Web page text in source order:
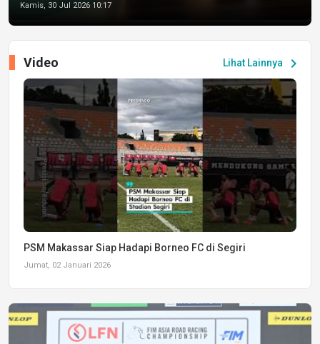
Kamis, 30 Jul 2026 10:17
Lihat Lainnya chevron_right
Video
PSM Makassar Siap Hadapi Borneo FC di Segiri
Jumat, 02 Januari 2026